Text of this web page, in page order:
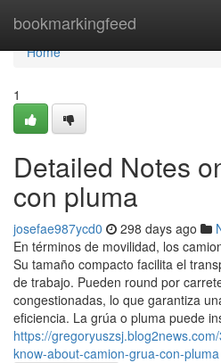
bookmarkingfeed
Home
Home
1
Detailed Notes
con pluma
josefae987ycd0 298 days ago
En términos de movilidad, los
Su tamaño compacto facilita el
de trabajo. Pueden round por
congestionadas, lo que garantiza
eficiencia. La grúa o pluma puede
https://
know-about-camion-grua-con-pluma